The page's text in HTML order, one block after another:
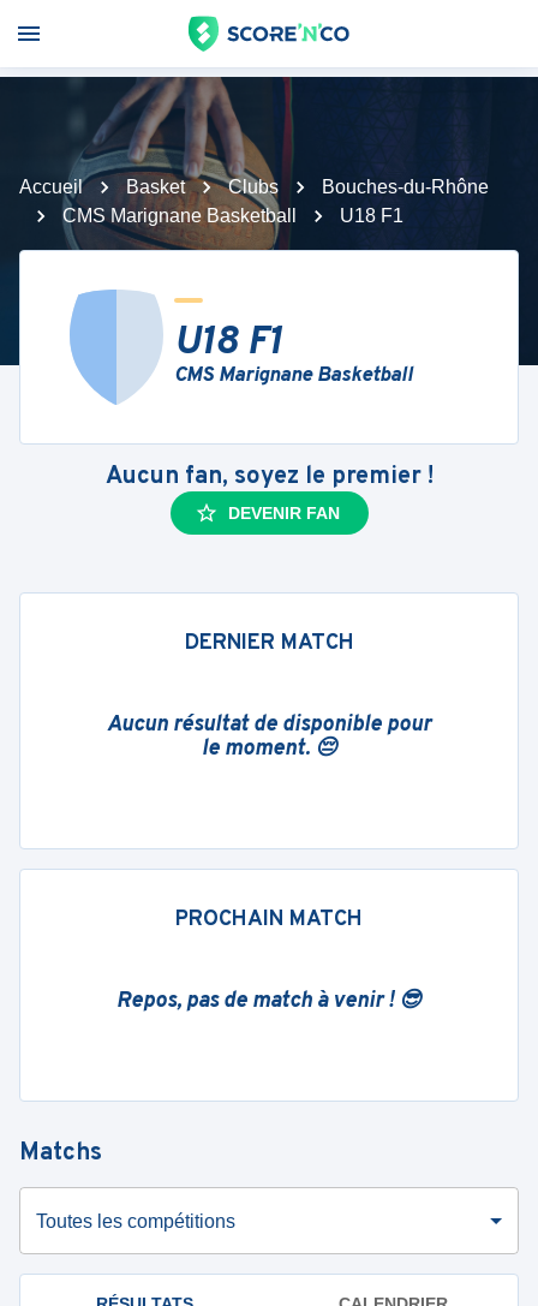
Accueil Basket Clubs
Bouches-du-Rhône
CMS Marignane Basketball
U18 F1
U18 F1
CMS Marignane Basketball
Aucun fan, soyez le premier !
DEVENIR FAN
DERNIER MATCH
Aucun résultat de disponible pour
le moment. 😔
PROCHAIN MATCH
Repos, pas de match à venir ! 😎
Matchs
Toutes les compétitions